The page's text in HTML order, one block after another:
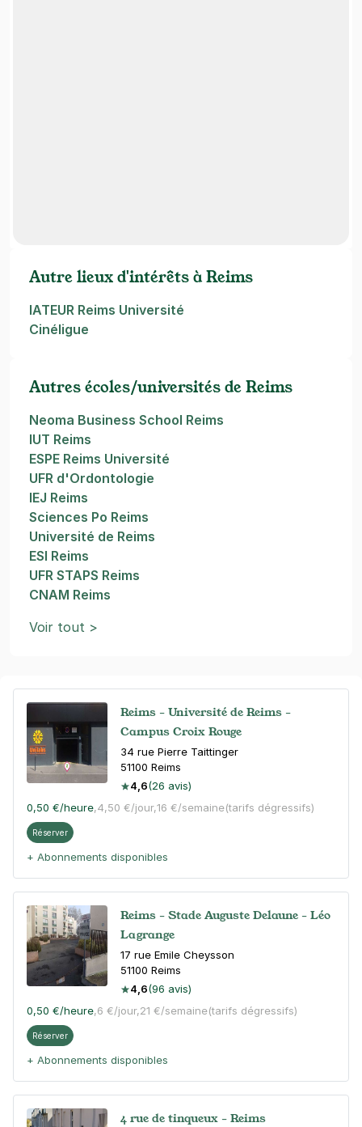
Reims - Université de Reims -
Campus Croix Rouge
34 rue Pierre Taittinger
51100 Reims
4,6(26 avis)
0,50 €/heure,4,50 €/jour,16 €/semaine(tarifs dégressifs)
Réserver
+ Abonnements disponibles
Reims - Stade Auguste Delaune - Léo
Lagrange
17 rue Emile Cheysson
51100 Reims
4,6(96 avis)
0,50 €/heure,6 €/jour,21 €/semaine(tarifs dégressifs)
Réserver
+ Abonnements disponibles
4 rue de tinqueux - Reims
Autre lieux d'intérêts à Reims
IATEUR Reims Université
Cinéligue
Autres écoles/universités de Reims
Neoma Business School Reims
IUT Reims
ESPE Reims Université
UFR d'Ordontologie
IEJ Reims
Sciences Po Reims
Université de Reims
ESI Reims
UFR STAPS Reims
CNAM Reims
Voir tout >